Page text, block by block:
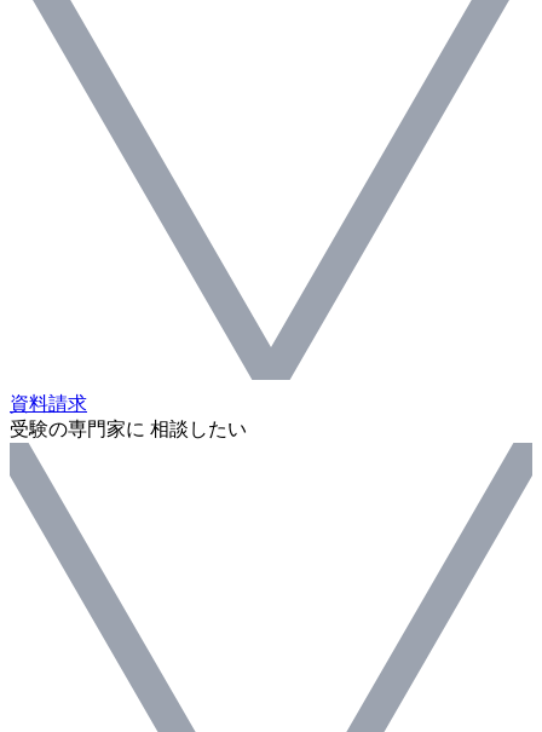
資料請求
受験の専門家に 相談したい